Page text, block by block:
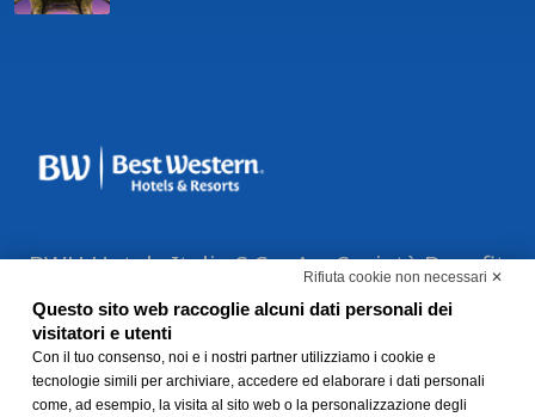
BWH Hotels Italia S.C.p.A. - Società Benefit
- via Livraghi, 1/b - 20126 Milano - P.IVA
06865290156 -
-Privacy Policy-Modello 231 e
Whistleblowing
Rifiuta cookie non necessari ✕
Questo sito web raccoglie alcuni dati personali dei
visitatori e utenti
Con il tuo consenso, noi e i nostri partner utilizziamo i cookie e
tecnologie simili per archiviare, accedere ed elaborare i dati personali
come, ad esempio, la visita al sito web o la personalizzazione degli